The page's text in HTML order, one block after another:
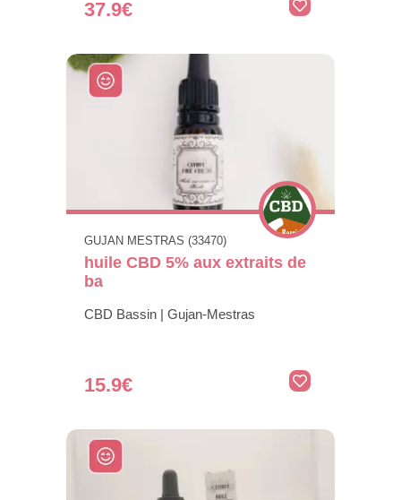
37.9€
GUJAN MESTRAS (33470)
huile CBD 5% aux extraits de
ba
CBD Bassin | Gujan-Mestras
15.9€